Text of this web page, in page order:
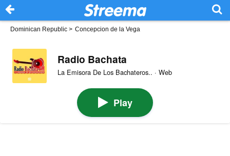
Dominican Republic > Concepcion de la Vega
Radio Bachata
La Emisora De Los Bachateros.. · Web
Play